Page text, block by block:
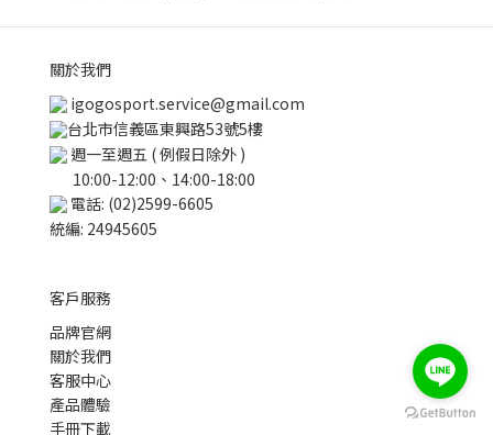
立即購買
關於我們
igogosport.service@gmail.com
台北市信義區東興路53號5樓
週一至週五 ( 例假日除外 )
10:00-12:00、14:00-18:00
電話: (02)2599-6605
統編: 24945605
客戶服務
品牌官網
關於我們
客服中心
產品體驗
手冊下載